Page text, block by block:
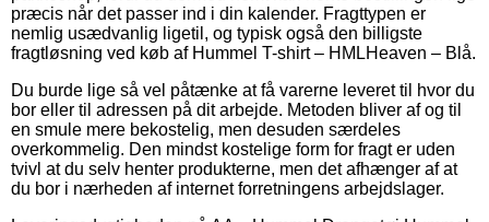
præcis når det passer ind i din kalender. Fragttypen er
nemlig usædvanlig ligetil, og typisk også den billigste
fragtløsning ved køb af Hummel T-shirt – HMLHeaven – Blå.
Du burde lige så vel påtænke at få varerne leveret til hvor du
bor eller til adressen på dit arbejde. Metoden bliver af og til
en smule mere bekostelig, men desuden særdeles
overkommelig. Den mindst kostelige form for fragt er uden
tvivl at du selv henter produkterne, men det afhænger af at
du bor i nærheden af internet forretningens arbejdslager.